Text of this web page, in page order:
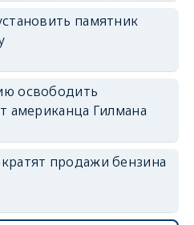
памятник
освободить
американца Гилмана
продажи бензина